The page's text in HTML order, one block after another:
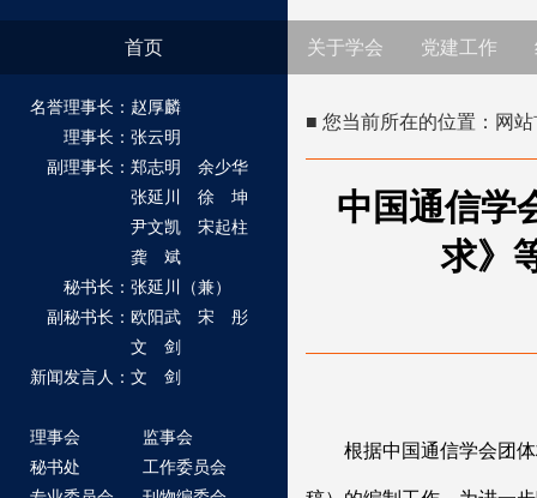
首页 关于学会 党建工作
名誉理事长：赵厚麟
理事长：张云明
副理事长：郑志明 余少华
张延川 徐 坤
尹文凯 宋起柱
龚 斌
秘书长：张延川（兼）
副秘书长：欧阳武 宋 彤
文 剑
新闻发言人：文 剑
理事会
监事会
秘书处
工作委员会
■ 您当前所在的位置： 网
中国通信学
求》
根据中国通信学会团